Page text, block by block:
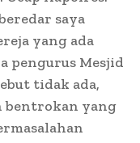
saya
yang ada
pengurus Mesjid
tidak ada,
bentrokan yang